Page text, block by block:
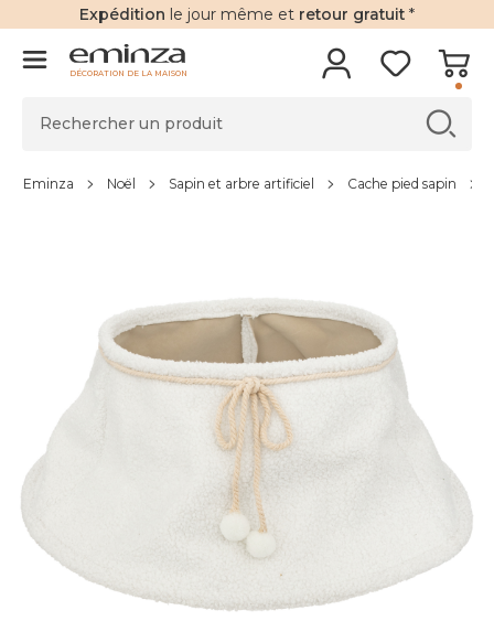
Expédition le jour même et retour gratuit *
DÉCORATION DE LA MAISON
Eminza Noël Sapin et arbre artificiel Cache pied sapin